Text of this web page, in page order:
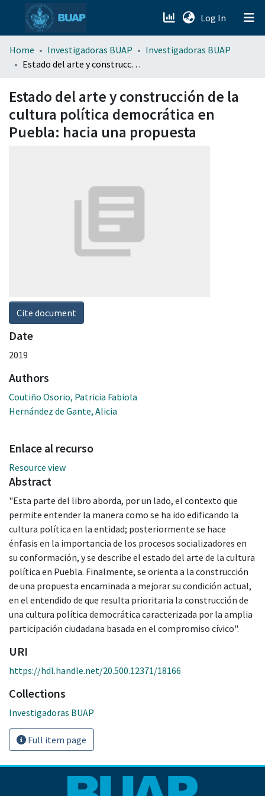
Log In (current)
menu.section.about_menu
Home Investigadoras BUAP
Investigadoras BUAP
Estado del arte y construcción de la cultura política democrática en Puebla: hacia una propuesta
Estado del arte y construcción de la
cultura política democrática en
Puebla: hacia una propuesta
Cite document
Date
2019
Authors
Coutiño Osorio, Patricia Fabiola
Hernández de Gante, Alicia
Enlace al recurso
Resource view
Abstract
"Esta parte del libro aborda, por un lado, el contexto que
permite entender la manera como se ha ido edificando la
cultura política en la entidad; posteriormente se hace
énfasis en la importancia de los procesos socializadores en
su conformación, y se describe el estado del arte de la cultura
política en Puebla. Finalmente, se orienta a la construcción
de una propuesta encaminada a mejorar su condición actual,
en el entendido de que resulta prioritaria la construcción de
una cultura política democrática caracterizada por la amplia
participación ciudadana basada en el compromiso cívico".
URI
https://hdl.handle.net/20.500.12371/18166
Collections
Investigadoras BUAP
Full item page